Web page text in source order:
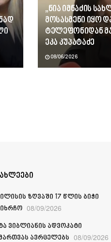
„ნია იმნაძის
მოსასმენი იყო
ტელეფონიდან
ეკა კუპატაძე
08/06/2026
ზღვაში 17 წლის ბიჭი
08/09/2026
ვიბლიანის ადვოკატი
ავრცელებს 08/09/2026